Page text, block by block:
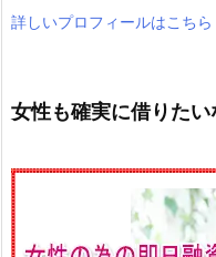
詳しいプロフィールはこちら
女性も確実に借りたい